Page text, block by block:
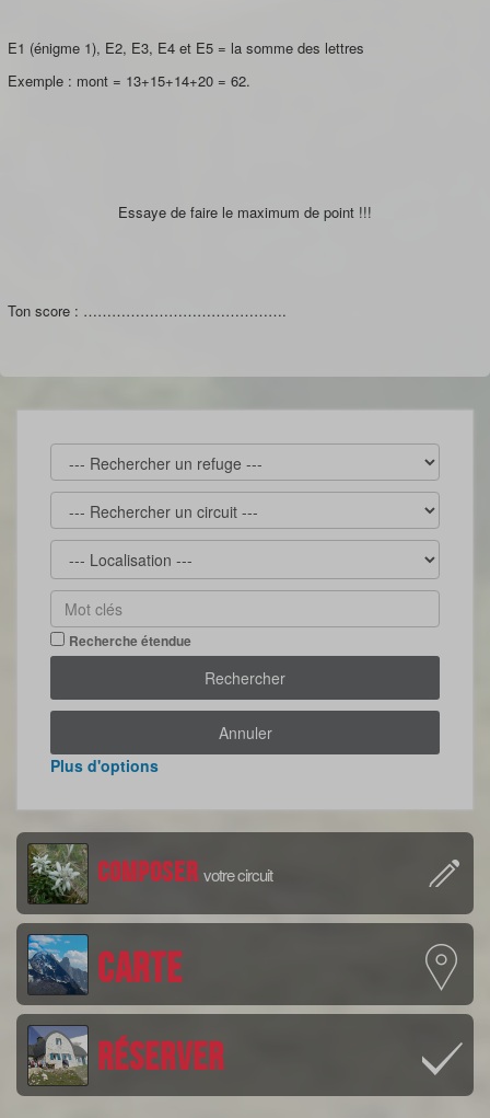
E1 (énigme 1), E2, E3, E4 et E5 = la somme des lettres
Exemple : mont = 13+15+14+20 = 62.
Essaye de faire le maximum de point !!!
Ton score : …………………………………….
Recherche étendue
Rechercher
Annuler
Plus d'options
Composer votre circuit
Carte
Réserver